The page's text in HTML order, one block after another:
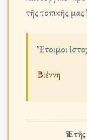
τῆς τοπικῆς μας
Ἕτοιμοι
Βιέννη
Ἐκ